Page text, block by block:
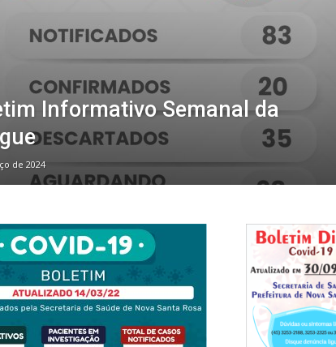
Informativo Semanal da
de 2024